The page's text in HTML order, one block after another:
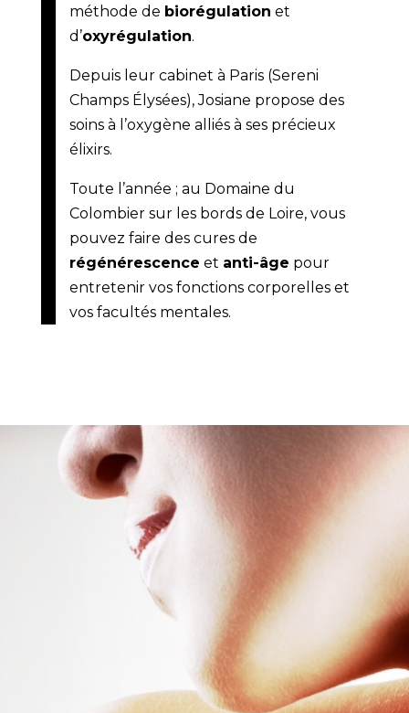
méthode de biorégulation et
d’oxyrégulation.
Depuis leur cabinet à Paris (Sereni
Champs Élysées), Josiane propose des
soins à l’oxygène alliés à ses précieux
élixirs.
Toute l’année ; au Domaine du
Colombier sur les bords de Loire, vous
pouvez faire des cures de
régénérescence et anti-âge pour
entretenir vos fonctions corporelles et
vos facultés mentales.